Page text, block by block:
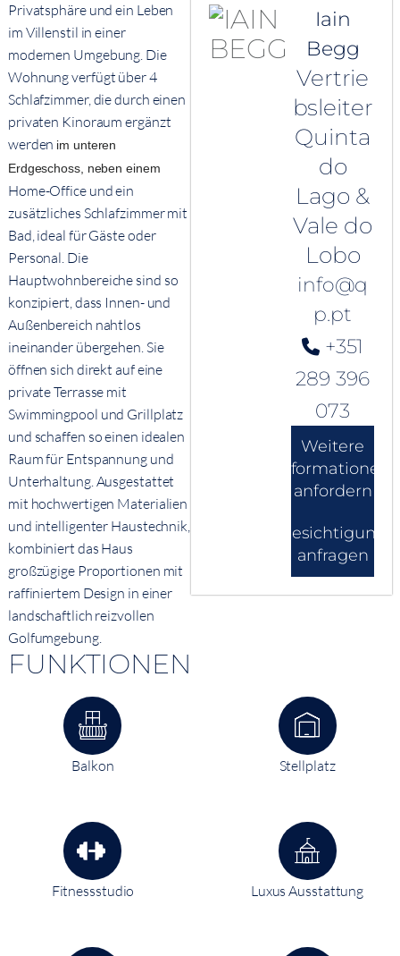
Privatsphäre und ein Leben
im Villenstil in einer
modernen Umgebung. Die
Wohnung verfügt über 4
Schlafzimmer, die durch einen
privaten Kinoraum ergänzt
werden im unteren
Erdgeschoss, neben einem
Home-Office und ein
zusätzliches Schlafzimmer mit
Bad, ideal für Gäste oder
Personal. Die
Hauptwohnbereiche sind so
konzipiert, dass Innen- und
Außenbereich nahtlos
ineinander übergehen. Sie
öffnen sich direkt auf eine
private Terrasse mit
Swimmingpool und Grillplatz
und schaffen so einen idealen
Raum für Entspannung und
Unterhaltung. Ausgestattet
mit hochwertigen Materialien
und intelligenter Haustechnik,
kombiniert das Haus
großzügige Proportionen mit
raffiniertem Design in einer
landschaftlich reizvollen
Golfumgebung.
Iain
Begg
Vertrie
bsleiter
Quinta
do
Lago &
Vale do
Lobo
info@q
p.pt
+351
289 396
073
Weitere
Informationen
anfordern
Besichtigung
anfragen
FUNKTIONEN
Balkon Stellplatz
Fitnessstudio Luxus Ausstattung